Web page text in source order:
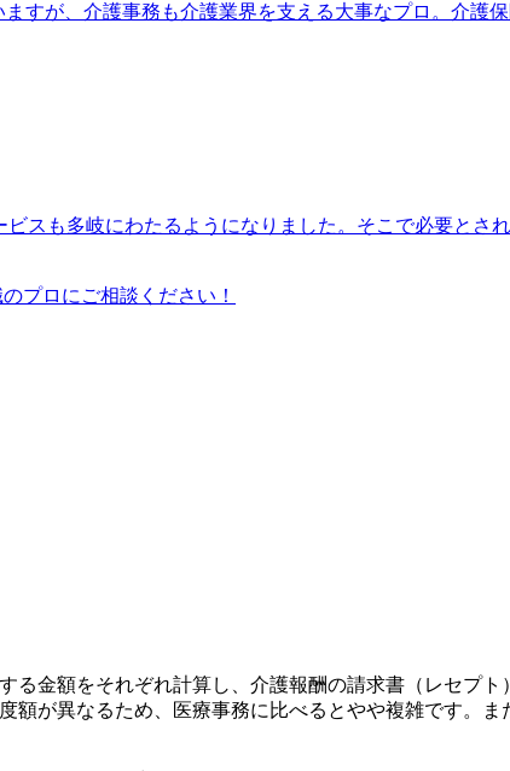
すが、介護事務も介護業界を支える大事なプロ。介護
スも多岐にわたるようになりました。そこで必要とさ
プロにご相談ください！
金額をそれぞれ計算し、介護報酬の請求書（レセプ
が異なるため、医療事務に比べるとやや複雑です。